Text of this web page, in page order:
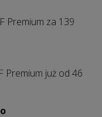
Premium za 139
Premium już od 46